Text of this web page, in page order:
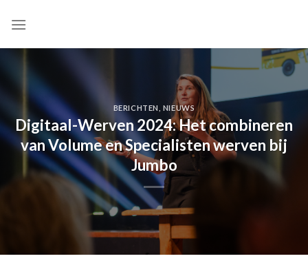
BERICHTEN NIEUWS
Digitaal-Werven 2024: Het combineren
van Volume en Specialisten werven bij
Jumbo